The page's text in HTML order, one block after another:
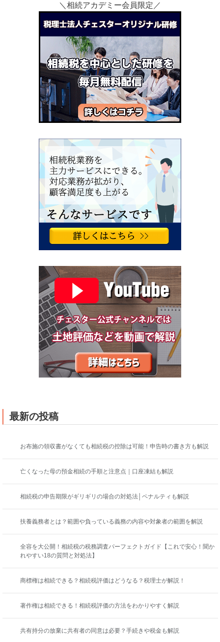
＼相続アカデミー会員限定／
最新の投稿
お布施の領収書がなくても相続税の控除は可能！申告時の書き方も解説
亡くなった母の預金相続の手順と注意点｜口座凍結も解説
相続税の申告期限がギリギリの場合の対処法│ペナルティも解説
扶養義務者とは？範囲や負っている義務の内容や対象者の範囲を解説
全容を大公開！相続税の税務調査パーフェクトガイド【これで安心！聞か
れやすい18の質問と対処法】
商標権は相続できる？相続税評価はどうなる？税理士が解説！
著作権は相続できる！相続税評価の方法をわかりやすく解説
共有持分の放棄に共有者の同意は必要？手続きや税金も解説